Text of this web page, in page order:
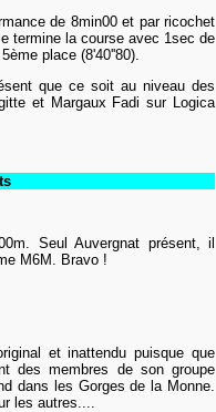
de 8min00 et par ricochet
termine la course avec 1sec de
place (8'40''80).
que ce soit au niveau des
et Margaux Fadi sur Logica
Seul Auvergnat présent, il
M6M. Bravo !
et inattendu puisque que
des membres de son groupe
dans les Gorges de la Monne.
les autres....